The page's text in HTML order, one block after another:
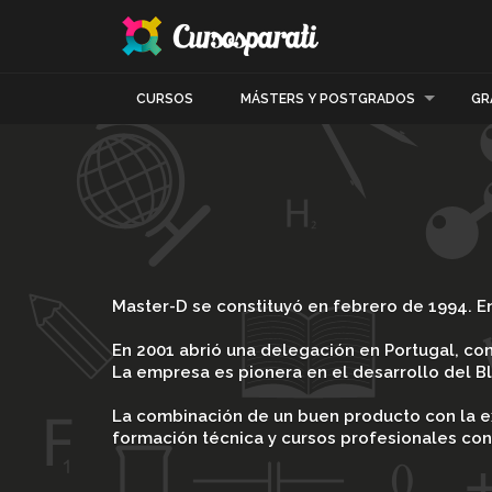
CURSOS MÁSTERS Y POSTGRADOS
Master-D se constituyó en febrero de 1994.
En 2001 abrió una delegación en Portugal,
La empresa es pionera en el desarrollo del
La combinación de un buen producto con la
formación técnica y cursos profesionales